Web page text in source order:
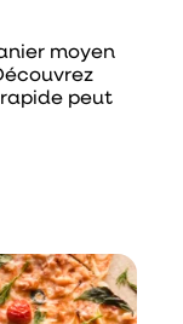
moyen
peut